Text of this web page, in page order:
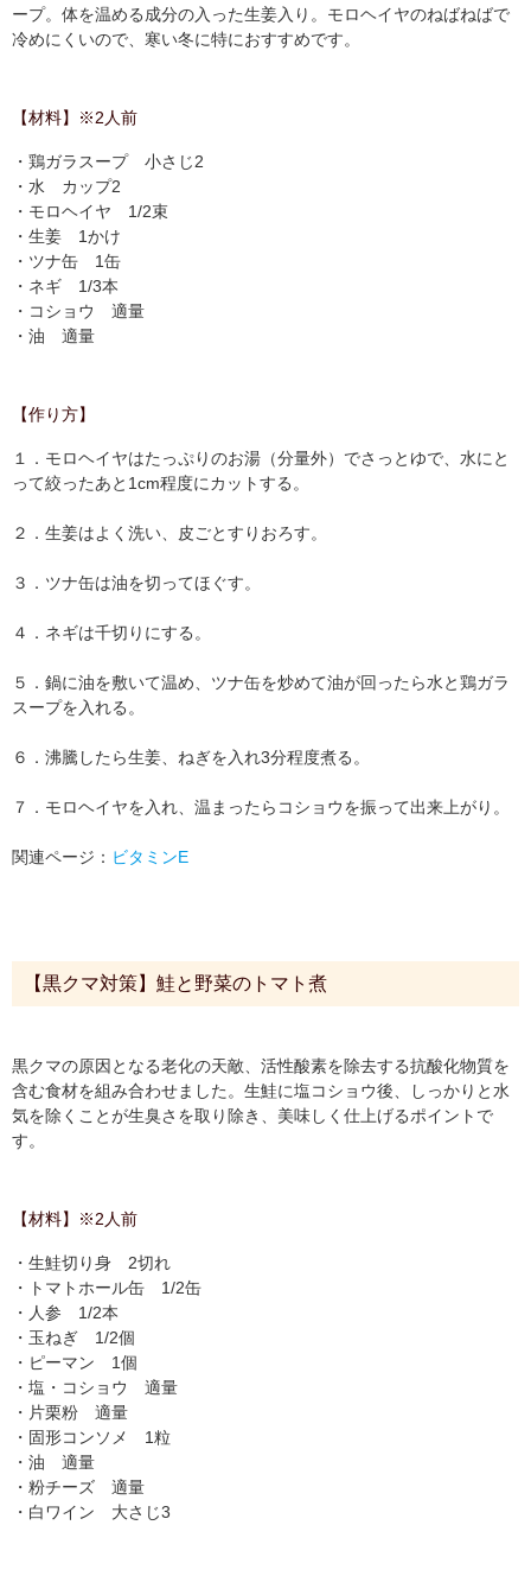
ープ。体を温める成分の入った生姜入り。モロヘイヤのねばねばで
冷めにくいので、寒い冬に特におすすめです。
【材料】※2人前
・鶏ガラスープ 小さじ2
・水 カップ2
・モロヘイヤ 1/2束
・生姜 1かけ
・ツナ缶 1缶
・ネギ 1/3本
・コショウ 適量
・油 適量
【作り方】
１．モロヘイヤはたっぷりのお湯（分量外）でさっとゆで、水にと
って絞ったあと1cm程度にカットする。
２．生姜はよく洗い、皮ごとすりおろす。
３．ツナ缶は油を切ってほぐす。
４．ネギは千切りにする。
５．鍋に油を敷いて温め、ツナ缶を炒めて油が回ったら水と鶏ガラ
スープを入れる。
６．沸騰したら生姜、ねぎを入れ3分程度煮る。
７．モロヘイヤを入れ、温まったらコショウを振って出来上がり。
関連ページ： ビタミンE
【黒クマ対策】鮭と野菜のトマト煮
黒クマの原因となる老化の天敵、活性酸素を除去する抗酸化物質を
含む食材を組み合わせました。生鮭に塩コショウ後、しっかりと水
気を除くことが生臭さを取り除き、美味しく仕上げるポイントで
す。
【材料】※2人前
・生鮭切り身 2切れ
・トマトホール缶 1/2缶
・人参 1/2本
・玉ねぎ 1/2個
・ピーマン 1個
・塩・コショウ 適量
・片栗粉 適量
・固形コンソメ 1粒
・油 適量
・粉チーズ 適量
・白ワイン 大さじ3